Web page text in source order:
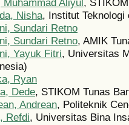
Muhammad Aliyul,
Nisha, Institut
Sundari Retno
Sundari Retno, AMIK
Yayuk Fitri, Universitas
Ryan
Dede, STIKOM Tunas
Andrean, Politeknik
Refdi, Universitas Bina